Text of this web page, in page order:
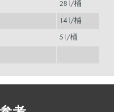
28 l/桶
14 l/桶
5 l/桶